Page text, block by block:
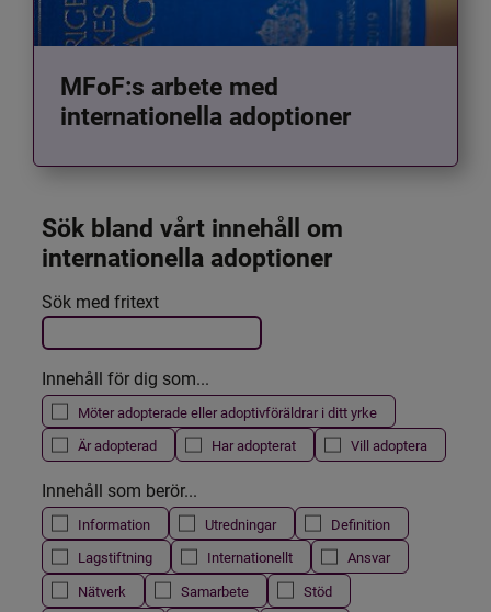
MFoF:s arbete med
internationella adoptioner
Sök bland vårt innehåll om
internationella adoptioner
Filtrera resultatet
Det här formuläret postas automatiskt
Sök med fritext
Innehåll för dig som...
Möter adopterade eller adoptivföräldrar i ditt yrke
Är adopterad
Har adopterat Vill adoptera
Innehåll som berör...
Information Utredningar
Definition
Lagstiftning
Internationellt
Ansvar
Nätverk
Samarbete
Stöd